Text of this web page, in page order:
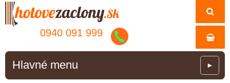
0940 091 999
Hlavné menu ►